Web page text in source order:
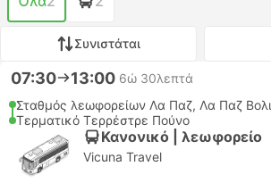
Συνιστάται
07:30 13:00 6ώ 30λεπτά
Σταθμός λεωφορείων Λα Παζ, Λα Παζ
Τερματικό Τερρέστρε Πούνο
Κανονικό | λεωφορείο
Vicuna Travel